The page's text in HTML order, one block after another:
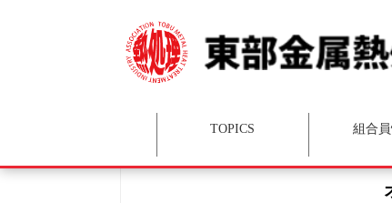
TOPICS 組合
組合員向け
組合員
組合
賛助会